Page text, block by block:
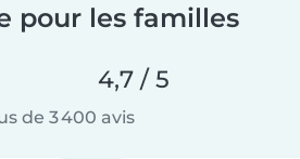
pour les familles
4,7 / 5
de 3 400 avis